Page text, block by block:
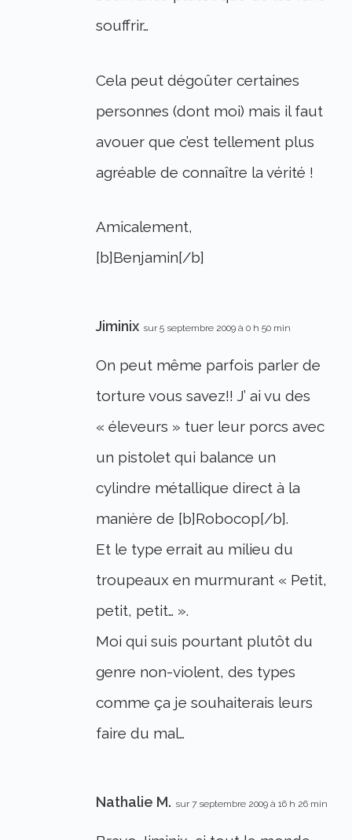
souffrir…
Cela peut dégoûter certaines
personnes (dont moi) mais il faut
avouer que c’est tellement plus
agréable de connaître la vérité !
Amicalement,
[b]Benjamin[/b]
Jiminix sur 5 septembre 2009 à 0 h 50 min
On peut même parfois parler de
torture vous savez!! J’ ai vu des
« éleveurs » tuer leur porcs avec
un pistolet qui balance un
cylindre métallique direct à la
manière de [b]Robocop[/b].
Et le type errait au milieu du
troupeaux en murmurant « Petit,
petit, petit… ».
Moi qui suis pourtant plutôt du
genre non-violent, des types
comme ça je souhaiterais leurs
faire du mal…
Nathalie M. sur 7 septembre 2009 à 16 h 26 min